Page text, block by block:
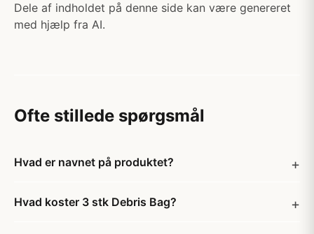
Dele af indholdet på denne side kan være genereret
med hjælp fra AI.
Ofte stillede spørgsmål
Hvad er navnet på produktet?
Hvad koster 3 stk Debris Bag?